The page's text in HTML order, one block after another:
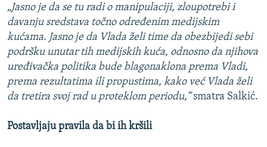
„Jasno je da se tu radi o manipulaciji, zloupotrebi i
davanju sredstava točno određenim medijskim
kućama. Jasno je da Vlada želi time da obezbijedi sebi
podršku unutar tih medijskih kuća, odnosno da njihova
uređivačka politika bude blagonaklona prema Vladi,
prema rezultatima ili propustima, kako već Vlada želi
da tretira svoj rad u proteklom periodu,“smatra Salkić.
Postavljaju pravila da bi ih kršili